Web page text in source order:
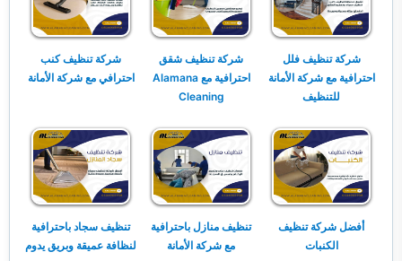
شركة تنظيف فلل
احترافية مع شركة الأمانة
للتنظيف
شركة تنظيف شقق
احترافية مع Alamana
Cleaning
شركة تنظيف كنب
احترافي مع شركة الأمانة
أفضل شركة تنظيف
الكنبات
تنظيف منازل باحترافية
مع شركة الأمانة
تنظيف سجاد باحترافية
لنظافة عميقة وبريق يدوم